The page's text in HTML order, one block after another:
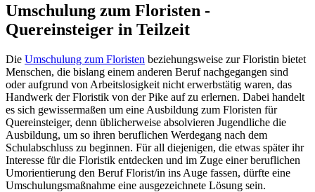
Umschulung zum Floristen -
Quereinsteiger in Teilzeit
Die Umschulung zum Floristen beziehungsweise zur Floristin bietet
Menschen, die bislang einem anderen Beruf nachgegangen sind
oder aufgrund von Arbeitslosigkeit nicht erwerbstätig waren, das
Handwerk der Floristik von der Pike auf zu erlernen. Dabei handelt
es sich gewissermaßen um eine Ausbildung zum Floristen für
Quereinsteiger, denn üblicherweise absolvieren Jugendliche die
Ausbildung, um so ihren beruflichen Werdegang nach dem
Schulabschluss zu beginnen. Für all diejenigen, die etwas später ihr
Interesse für die Floristik entdecken und im Zuge einer beruflichen
Umorientierung den Beruf Florist/in ins Auge fassen, dürfte eine
Umschulungsmaßnahme eine ausgezeichnete Lösung sein.